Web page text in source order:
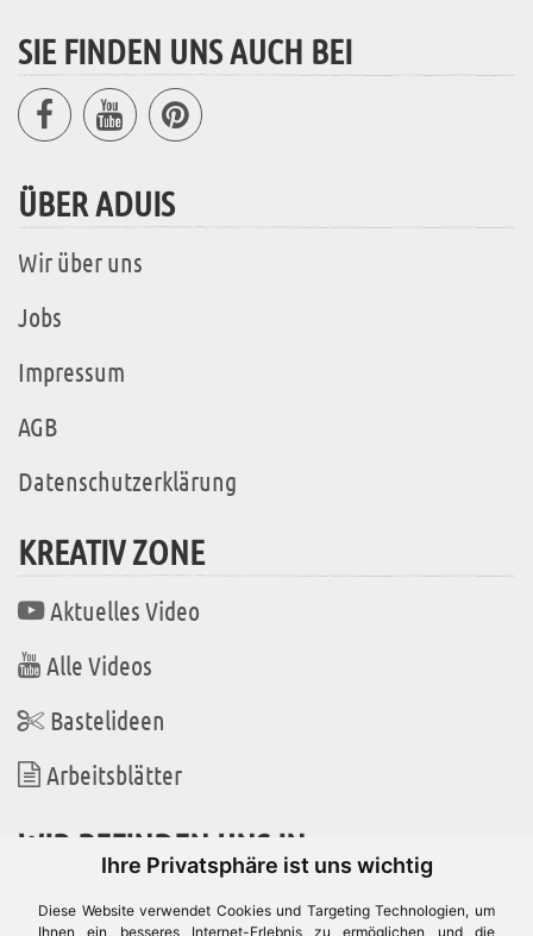
Ihre Privatsphäre ist uns wichtig
Diese Website verwendet Cookies und Targeting Technologien, um
Ihnen ein besseres Internet-Erlebnis zu ermöglichen und die
SIE FINDEN UNS AUCH BEI
ÜBER ADUIS
Wir über uns
Jobs
Impressum
AGB
Datenschutzerklärung
KREATIV ZONE
Aktuelles Video
Alle Videos
Bastelideen
Arbeitsblätter
WIR BEFINDEN UNS IN